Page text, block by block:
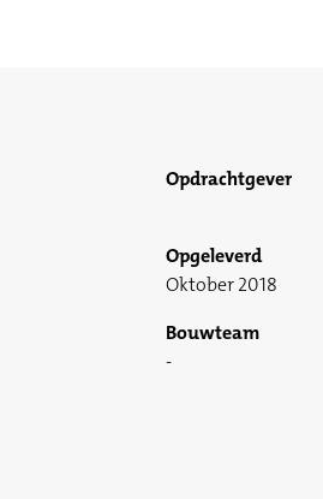
Opdrachtgever
Opgeleverd
Oktober 2018
Bouwteam